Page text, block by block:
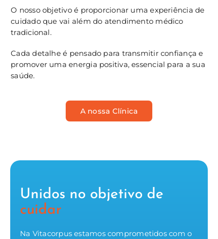
O nosso objetivo é proporcionar uma experiência de
cuidado que vai além do atendimento médico
tradicional.
Cada detalhe é pensado para transmitir confiança e
promover uma energia positiva, essencial para a sua
saúde.
A nossa Clínica
Unidos no objetivo de
cuidar
Na Vitacorpus estamos comprometidos com o